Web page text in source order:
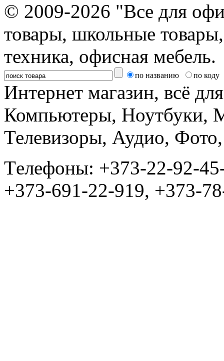
© 2009-2026 "Все для
товары, школьные
техника, офисная мебель.
по названию по коду
Интернет магазин, всё
Компьютеры, Ноутбуки,
Телевизоры, Аудио,
Tелефоны: +373-22-92-
+373-691-22-919, +373-